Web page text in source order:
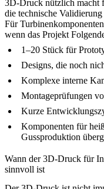
3D-Druck nützlich macht
die technische
Für
wenn das Projekt
1–20 Stück für
Designs, die noch
Komplexe interne
Montageprüfungen
Kurze
Komponenten für
Gussproduktion
Wann der 3D-Druck für
sinnvoll ist